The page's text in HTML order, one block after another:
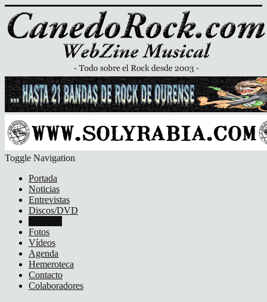
Toggle Navigation
Portada
Noticias
Entrevistas
Discos/DVD
Fotos
Vídeos
Agenda
Hemeroteca
Contacto
Colaboradores